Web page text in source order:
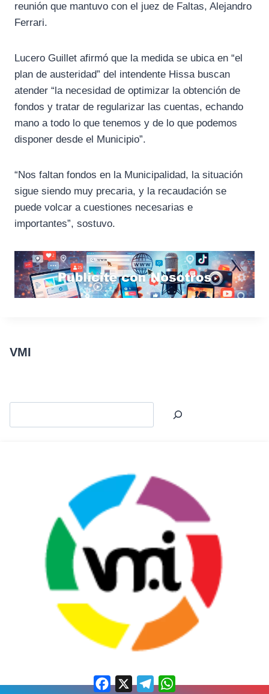
reunión que mantuvo con el juez de Faltas, Alejandro
Ferrari.
Lucero Guillet afirmó que la medida se ubica en “el
plan de austeridad” del intendente Hissa buscan
atender “la necesidad de optimizar la obtención de
fondos y tratar de regularizar las cuentas, echando
mano a todo lo que tenemos y de lo que podemos
disponer desde el Municipio”.
“Nos faltan fondos en la Municipalidad, la situación
sigue siendo muy precaria, y la recaudación se
puede volcar a cuestiones necesarias e
importantes”, sostuvo.
VMI
Facebook
X Telegram